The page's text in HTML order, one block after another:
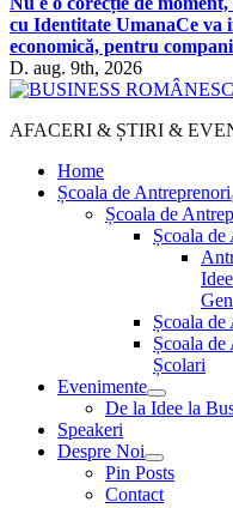
cu Identitate UmanaCe va
economică, pentru
D. aug. 9th, 2026
AFACERI & ȘTIRI &
Home
Școala de Antreprenori
Școala de
Școala
Școala
Școala
Școlari
Evenimente
De la Idee la
Speakeri
Despre Noi
Pin Posts
Contact